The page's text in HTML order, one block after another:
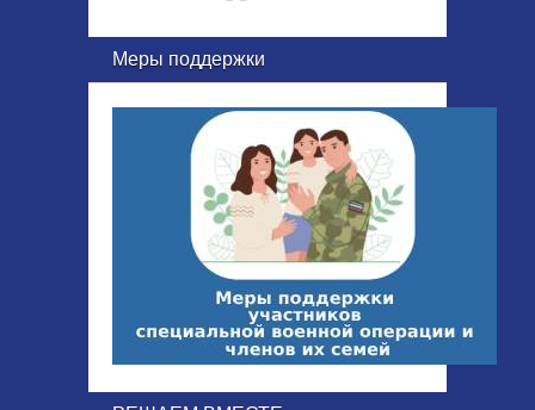
Меры поддержки